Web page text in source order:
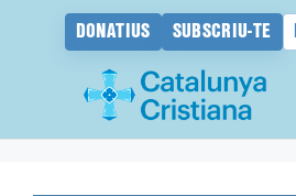
DONATIUS SUBSCRIU-TE